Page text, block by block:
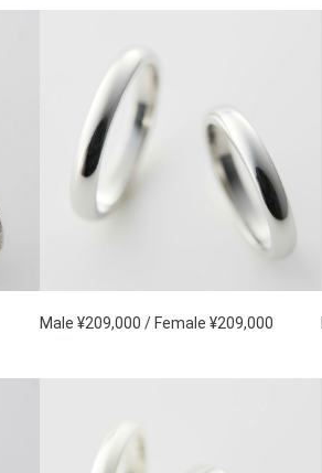
Male ¥209,000 / Female ¥209,000